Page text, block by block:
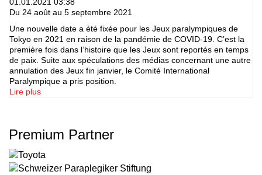
Du 24 août au 5 septembre 2021
Une nouvelle date a été fixée pour les Jeux paralympiques de
Tokyo en 2021 en raison de la pandémie de COVID-19. C’est la
première fois dans l’histoire que les Jeux sont reportés en temps
de paix. Suite aux spéculations des médias concernant une autre
annulation des Jeux fin janvier, le Comité International
Paralympique a pris position.
Lire plus
Premium Partner